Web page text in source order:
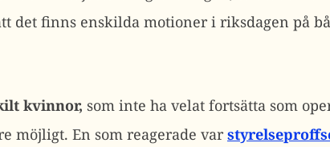
det finns enskilda motioner i riksdagen på
kvinnor, som inte ha velat fortsätta som
möjligt. En som reagerade var